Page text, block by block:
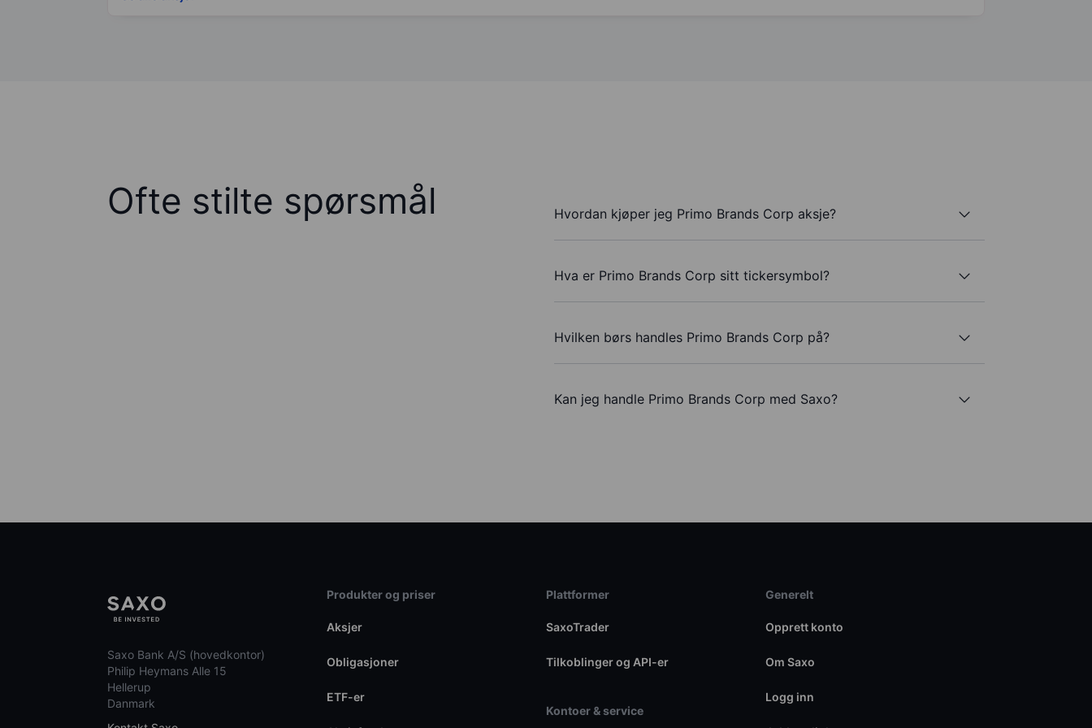
Ofte stilte spørsmål Hvordan kjøper jeg Primo Brands Corp aksje?
Hva er Primo Brands Corp sitt tickersymbol?
Hvilken børs handles Primo Brands Corp på?
Kan jeg handle Primo Brands Corp med Saxo?
Saxo Bank A/S (hovedkontor)
Philip Heymans Alle 15
Hellerup
Danmark
Produkter og priser
Aksjer
Obligasjoner
ETF-er
Plattformer
SaxoTrader
Tilkoblinger og API-er
Kontoer & service
Generelt
Opprett konto
Om Saxo
Logg inn